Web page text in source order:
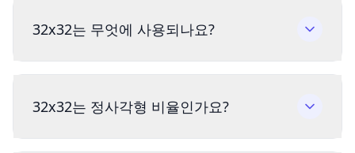
32x32는 무엇에 사용되나요?
32x32는 정사각형 비율인가요?